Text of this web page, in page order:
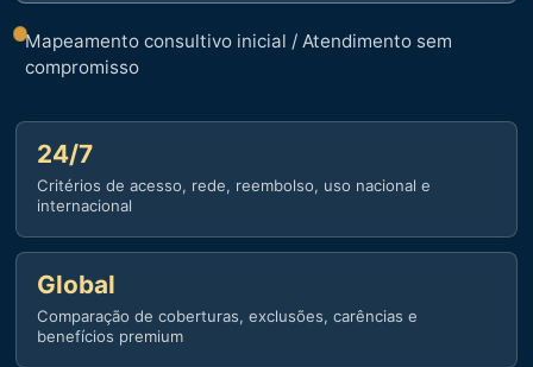
Mapeamento consultivo inicial / Atendimento sem
compromisso
24/7
Critérios de acesso, rede, reembolso, uso nacional e
internacional
Global
Comparação de coberturas, exclusões, carências e
benefícios premium